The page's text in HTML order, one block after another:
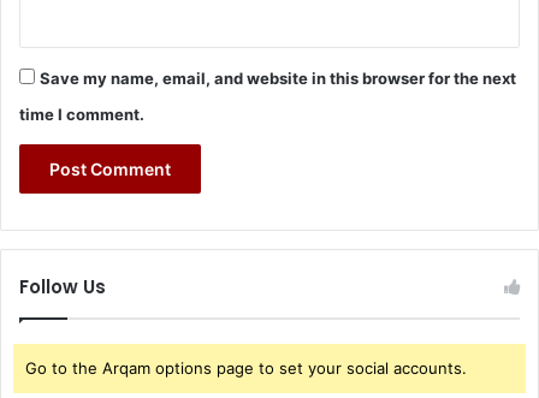
Save my name, email, and website in this browser for the next
time I comment.
Follow Us
Go to the Arqam options page to set your social accounts.